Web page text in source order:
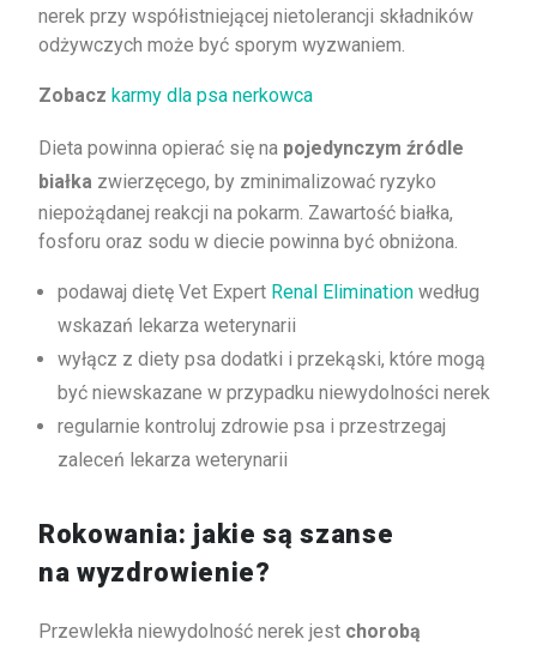
nerek przy współistniejącej nietolerancji składników
odżywczych może być sporym wyzwaniem.
Zobacz karmy dla psa nerkowca
Dieta powinna opierać się na pojedynczym źródle
białka zwierzęcego, by zminimalizować ryzyko
niepożądanej reakcji na pokarm. Zawartość białka,
fosforu oraz sodu w diecie powinna być obniżona.
podawaj dietę Vet Expert Renal Elimination według
wskazań lekarza weterynarii
wyłącz z diety psa dodatki i przekąski, które mogą
być niewskazane w przypadku niewydolności nerek
regularnie kontroluj zdrowie psa i przestrzegaj
zaleceń lekarza weterynarii
Rokowania: jakie są szanse
na wyzdrowienie?
Przewlekła niewydolność nerek jest chorobą